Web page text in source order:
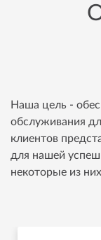
Наша цель -
обслуживания
клиентов
для нашей
некоторые из